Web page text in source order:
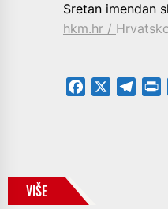
Sretan imendan
hkm.hr /
Facebook
VIŠE